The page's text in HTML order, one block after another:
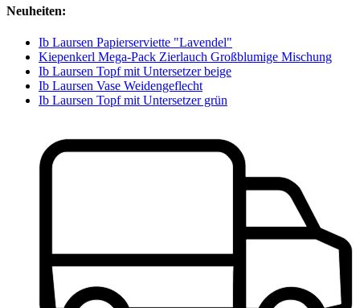
Neuheiten:
Ib Laursen Papierserviette "Lavendel"
Kiepenkerl Mega-Pack Zierlauch Großblumige Mischung
Ib Laursen Topf mit Untersetzer beige
Ib Laursen Vase Weidengeflecht
Ib Laursen Topf mit Untersetzer grün